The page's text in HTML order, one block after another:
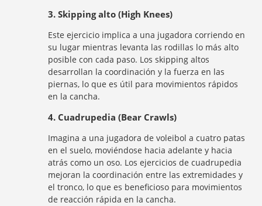
3. Skipping alto (High Knees)
Este ejercicio implica a una jugadora corriendo en
su lugar mientras levanta las rodillas lo más alto
posible con cada paso. Los skipping altos
desarrollan la coordinación y la fuerza en las
piernas, lo que es útil para movimientos rápidos
en la cancha.
4. Cuadrupedia (Bear Crawls)
Imagina a una jugadora de voleibol a cuatro patas
en el suelo, moviéndose hacia adelante y hacia
atrás como un oso. Los ejercicios de cuadrupedia
mejoran la coordinación entre las extremidades y
el tronco, lo que es beneficioso para movimientos
de reacción rápida en la cancha.